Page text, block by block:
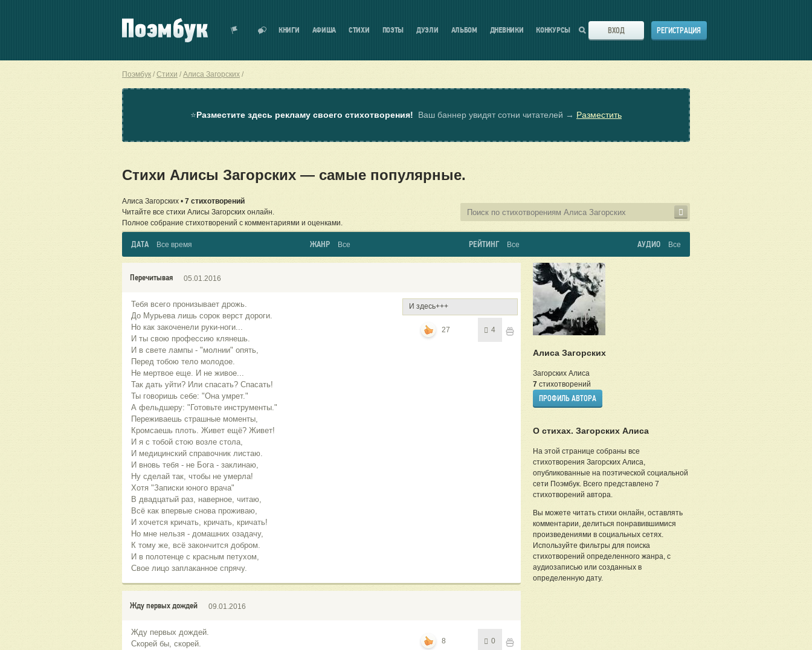
КНИГИ АФИША СТИХИ ПОЭТЫ ДУЭЛИ АЛЬБОМ ДНЕВНИКИ КОНКУРСЫ ВХОД РЕГИСТРАЦИЯ
Поэмбук Стихи Алиса Загорских
⭐Разместите здесь рекламу своего стихотворения! Ваш баннер увидят сотни читателей → Разместить
Стихи Алисы Загорских — самые популярные.
Алиса Загорских • 7 стихотворений
Читайте все стихи Алисы Загорских онлайн.
Полное собрание стихотворений с комментариями и оценками.
ДАТА Все время ЖАНР Все РЕЙТИНГ Все АУДИО Все
Перечитывая 05.01.2016
Тебя всего пронизывает дрожь.
До Мурьева лишь сорок верст дороги.
Но как закоченели руки-ноги...
И ты свою профессию клянешь.
И в свете лампы - "молнии" опять,
Перед тобою тело молодое.
Не мертвое еще. И не живое...
Так дать уйти? Или спасать? Спасать!
Ты говоришь себе: "Она умрет."
А фельдшеру: "Готовьте инструменты."
Переживаешь страшные моменты,
Кромсаешь плоть. Живет ещё? Живет!
И я с тобой стою возле стола,
И медицинский справочник листаю.
И вновь тебя - не Бога - заклинаю,
Ну сделай так, чтобы не умерла!
Хотя "Записки юного врача"
В двадцатый раз, наверное, читаю,
Всё как впервые снова проживаю,
И хочется кричать, кричать, кричать!
Но мне нельзя - домашних озадачу,
К тому же, всё закончится добром.
И в полотенце с красным петухом,
Свое лицо заплаканное спрячу.
И здесь+++
27 4
Жду первых дождей 09.01.2016
Жду первых дождей.
Скорей бы, скорей.
8 0
Алиса Загорских
Загорских Алиса
7стихотворений
ПРОФИЛЬ АВТОРА
О стихах. Загорских Алиса
На этой странице собраны все
стихотворения Загорских Алиса,
опубликованные на поэтической социальной
сети Поэмбук. Всего представлено 7
стихотворений автора.
Вы можете читать стихи онлайн, оставлять
комментарии, делиться понравившимися
произведениями в социальных сетях.
Используйте фильтры для поиска
стихотворений определенного жанра, с
аудиозаписью или созданных в
определенную дату.